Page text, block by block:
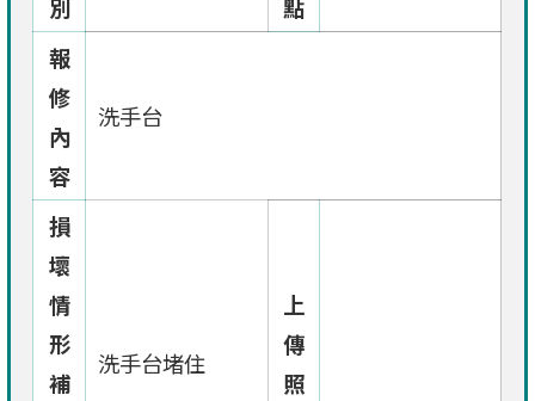
別
點
報
修
內
容
洗手台
損
壞
情
形
補
洗手台堵住
上
傳
照